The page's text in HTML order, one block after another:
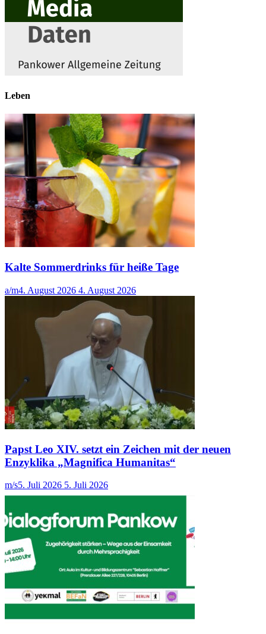
Leben
Kalte Sommerdrinks für heiße Tage
a/m4. August 2026 4. August 2026
Papst Leo XIV. setzt ein Zeichen mit der neuen
Enzyklika „Magnifica Humanitas“
m/s5. Juli 2026 5. Juli 2026